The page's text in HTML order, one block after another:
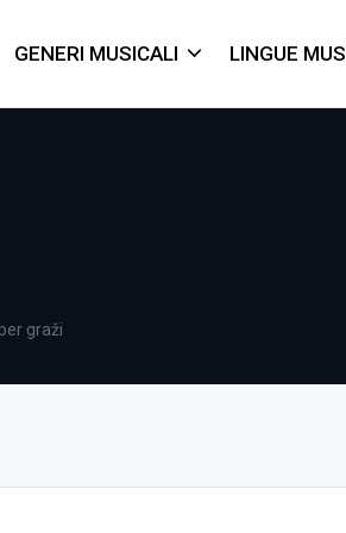
GENERI MUSICALI LINGUE
graži